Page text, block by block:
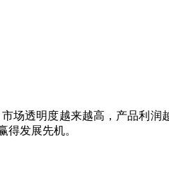
场透明度越来越高，产品利润
得发展先机。